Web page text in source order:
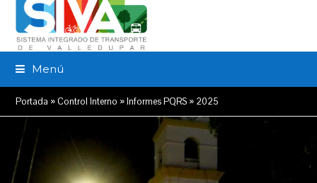
Menú
Portada »Control Interno »Informes PQRS » 2025